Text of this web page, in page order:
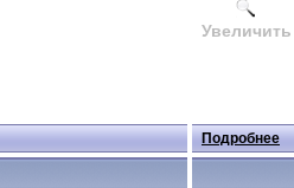
Увеличить
Подробнее